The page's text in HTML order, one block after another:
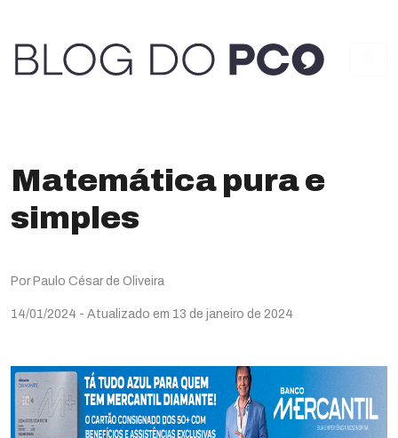
Matemática pura e
simples
Por Paulo César de Oliveira
14/01/2024 - Atualizado em 13 de janeiro de 2024